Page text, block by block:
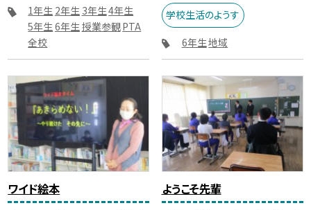
1年生 2年生 3年生4年生
5年生6年生授業参観PTA
全校
学校生活のようす
6年生地域
ワイド絵本 ようこそ先輩